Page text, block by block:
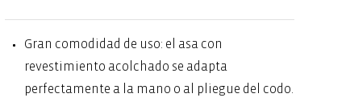
Gran comodidad de uso: el asa con
revestimiento acolchado se adapta
perfectamente a la mano o al pliegue del codo.